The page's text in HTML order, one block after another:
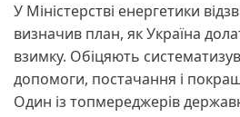
У Міністерстві енергетики
визначив план, як Україна
взимку. Обіцяють
допомоги, постачання і
Один із топмереджерів